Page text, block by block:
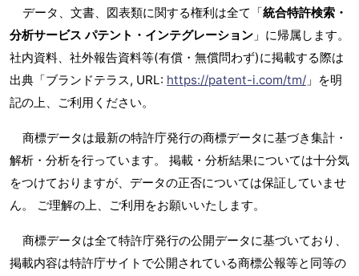
データ、文書、図表類に関する権利は全て「統合特許検索・
分析サービス パテント・インテグレーション 」に帰属します。
社内資料、社外報告資料等(有償・無償問わず)に掲載する際は
出典「ブランドテラス, URL: https://patent-i.com/tm/ 」を明
記の上、ご利用ください。
商標データは最新の特許庁発行の商標データに基づき集計・
解析・分析を行っています。 掲載・分析結果については十分気
をつけておりますが、データの正否については保証していませ
ん。 ご理解の上、ご利用をお願いいたします。
商標データは全て特許庁発行の公開データに基づいており、
掲載内容は特許庁サイトで公開されている商標公報等と同等の